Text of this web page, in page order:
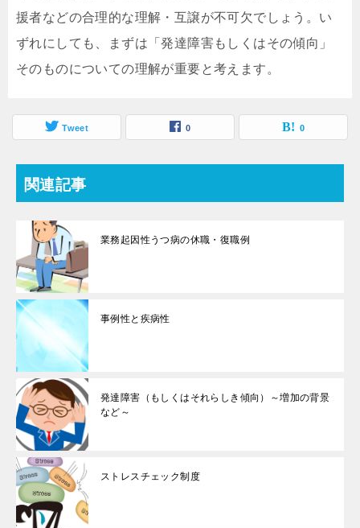
援者などの合理的な理解・互譲が不可欠でしょう。い
ずれにしても、まずは「発達障害もしくはその傾向」
そのものについての理解が重要と考えます。
Tweet 0 0
関連記事
業務起因性うつ病の休職・復職例
事例性と疾病性
発達障害（もしくはそれらしき傾向）～増加の背景
など～
ストレスチェック制度